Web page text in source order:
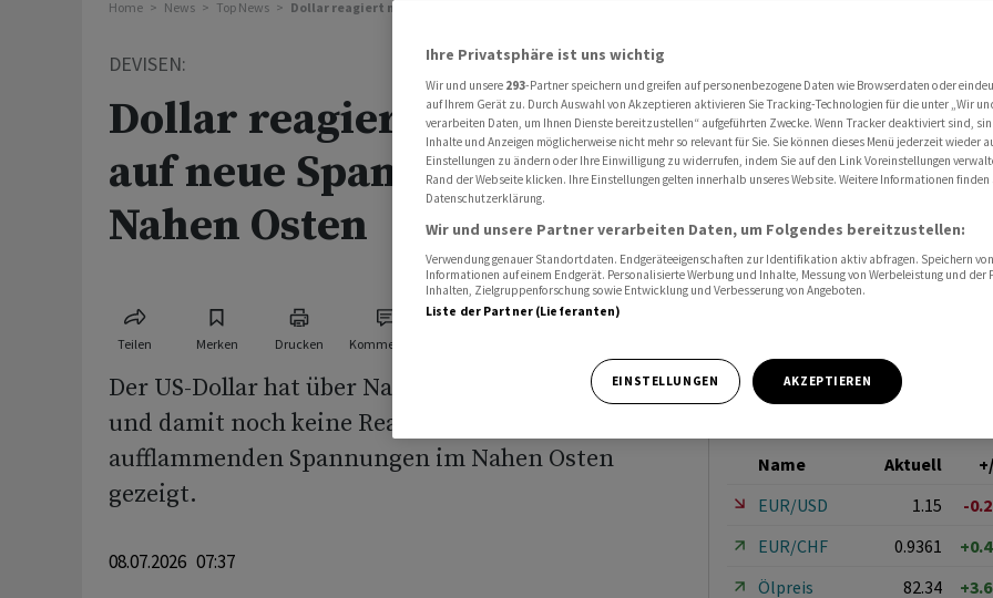
Home News Top News Dollar reagiert noch kaum auf neue Spannungen im Nahen Osten
DEVISEN:
Dollar reagiert noch kaum
auf neue Spannungen im
Nahen Osten
Teilen Merken Drucken Kommentare
Der US-Dollar hat über Nacht nur minim zugelegt
und damit noch keine Reaktion auf neu
aufflammenden Spannungen im Nahen Osten
gezeigt.
08.07.2026 07:37
Name Aktuell
EUR/USD
1.15
-
EUR/CHF
0.9361
Ölpreis
82.34
Ihre Privatsphäre ist uns wichtig
Wir und unsere 293-Partner speichern und greifen auf personenbezogene Daten wie Browserdaten oder
auf Ihrem Gerät zu. Durch Auswahl von Akzeptieren aktivieren Sie Tracking-Technologien für die unter „Wir
verarbeiten Daten, um Ihnen Dienste bereitzustellen“ aufgeführten Zwecke. Wenn Tracker deaktiviert sind,
Inhalte und Anzeigen möglicherweise nicht mehr so relevant für Sie. Sie können dieses Menü jederzeit wieder
Einstellungen zu ändern oder Ihre Einwilligung zu widerrufen, indem Sie auf den Link Voreinstellungen
Rand der Webseite klicken. Ihre Einstellungen gelten innerhalb unseres Website. Weitere Informationen finden
Datenschutzerklärung.
Wir und unsere Partner verarbeiten Daten, um Folgendes bereitzustellen:
Verwendung genauer Standortdaten. Endgeräteeigenschaften zur Identifikation aktiv abfragen. Speichern
Informationen auf einem Endgerät. Personalisierte Werbung und Inhalte, Messung von Werbeleistung und der
Inhalten, Zielgruppenforschung sowie Entwicklung und Verbesserung von Angeboten.
Liste der Partner (Lieferanten)
EINSTELLUNGEN AKZEPTIEREN